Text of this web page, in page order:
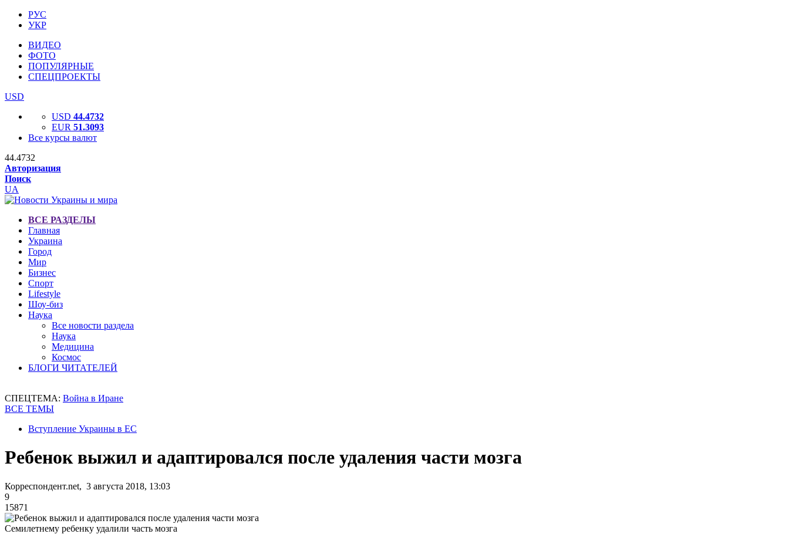
РУС
УКР
ВИДЕО
ФОТО
ПОПУЛЯРНЫЕ
СПЕЦПРОЕКТЫ
USD
USD 44.4732
EUR 51.3093
Все курсы валют
44.4732
Авторизация
Поиск
UA
ВСЕ РАЗДЕЛЫ
Главная
Украина
Город
Мир
Бизнес
Спорт
Lifestyle
Шоу-биз
Наука
Все новости раздела
Наука
Медицина
Космос
БЛОГИ ЧИТАТЕЛЕЙ
СПЕЦТЕМА: Война в Иране
ВСЕ ТЕМЫ
Вступление Украины в ЕС
Ребенок выжил и адаптировался после удаления части мозга
Корреспондент.net, 3 августа 2018, 13:03
9
15871
Семилетнему ребенку удалили часть мозга